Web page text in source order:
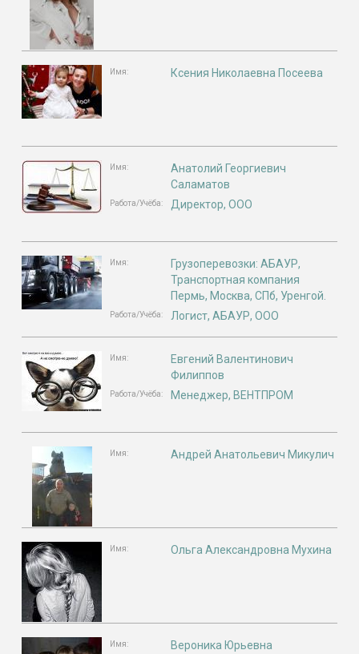
Имя: Ксения Николаевна Посеева
Имя:
Анатолий Георгиевич
Cаламатов
Работа/Учёба: Директор, ООО
Имя:
Грузоперевозки: АБАУР,
Транспортная компания
Пермь, Москва, СПб, Уренгой.
Работа/Учёба: Логист, АБАУР, ООО
Имя:
Евгений Валентинович
Филиппов
Работа/Учёба: Менеджер, ВЕНТПРОМ
Имя: Андрей Анатольевич Микулич
Имя: Ольга Александровна Мухина
Имя:
Вероника Юрьевна